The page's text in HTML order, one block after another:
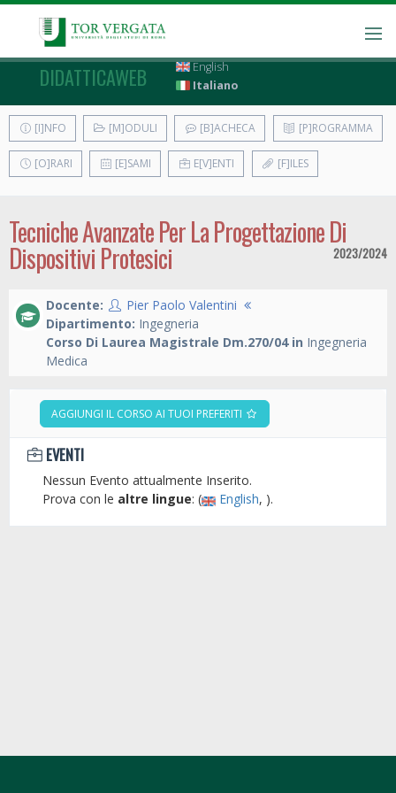
DIDATTICAWEB
English
Italiano
[I]NFO [M]ODULI [B]ACHECA [P]ROGRAMMA
[O]RARI [E]SAMI E[V]ENTI [F]ILES
Tecniche Avanzate Per La Progettazione Di
Dispositivi Protesici 2023/2024
Docente:
Pier Paolo Valentini
Dipartimento: Ingegneria
Corso Di Laurea Magistrale Dm.270/04 in Ingegneria
Medica
AGGIUNGI IL CORSO AI TUOI PREFERITI
EVENTI
Nessun Evento attualmente Inserito.
Prova con le altre lingue: ( English, ).